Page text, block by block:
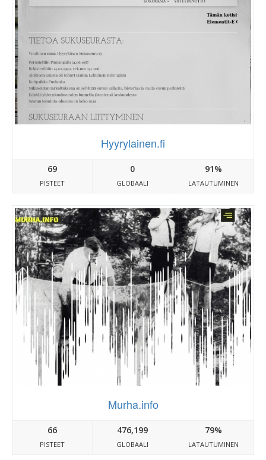
Hyyrylainen.fi
69
PISTEET
0
GLOBAALI
91%
LATAUTUMINEN
Murha.info
66
PISTEET
476,199
GLOBAALI
79%
LATAUTUMINEN